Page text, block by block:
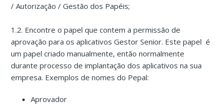
/ Autorização / Gestão dos Papéis;
1.2. Encontre o papel que contem a permissão de
aprovação para os aplicativos Gestor Senior. Este papel é
um papel criado manualmente, então normalmente
durante processo de implantação dos aplicativos na sua
empresa. Exemplos de nomes do Pepal:
Aprovador